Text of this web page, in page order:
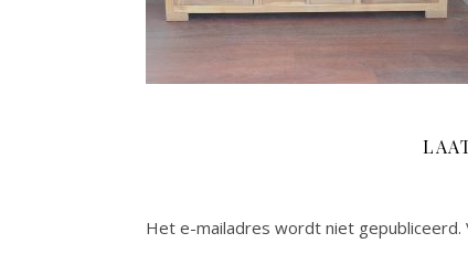
Het e-mailadres wordt niet gepubliceerd.